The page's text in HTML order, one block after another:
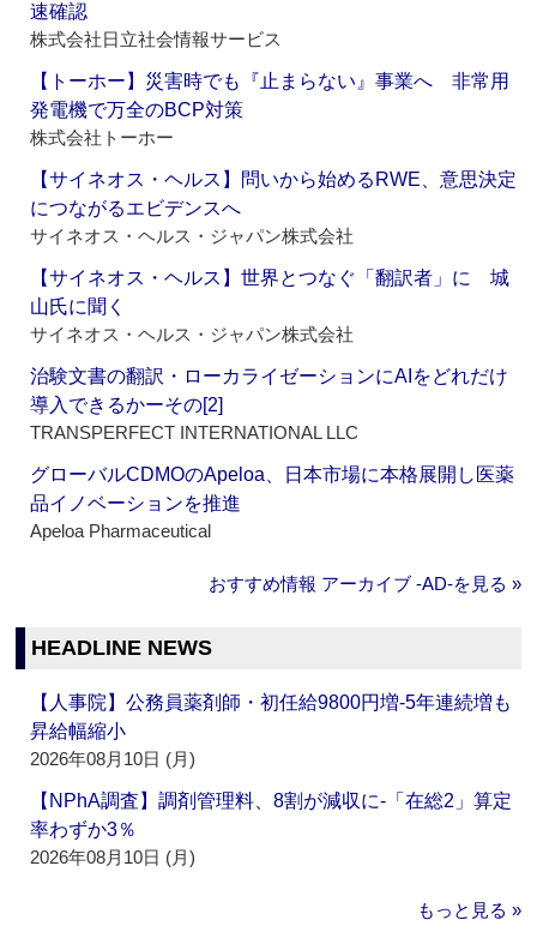
速確認
株式会社日立社会情報サービス
【トーホー】災害時でも『止まらない』事業へ 非常用
発電機で万全のBCP対策
株式会社トーホー
【サイネオス・ヘルス】問いから始めるRWE、意思決定
につながるエビデンスへ
サイネオス・ヘルス・ジャパン株式会社
【サイネオス・ヘルス】世界とつなぐ「翻訳者」に 城
山氏に聞く
サイネオス・ヘルス・ジャパン株式会社
治験文書の翻訳・ローカライゼーションにAIをどれだけ
導入できるかーその[2]
TRANSPERFECT INTERNATIONAL LLC
グローバルCDMOのApeloa、日本市場に本格展開し医薬
品イノベーションを推進
Apeloa Pharmaceutical
おすすめ情報 アーカイブ ‐AD‐を見る »
HEADLINE NEWS
【人事院】公務員薬剤師・初任給9800円増‐5年連続増も
昇給幅縮小
2026年08月10日 (月)
【NPhA調査】調剤管理料、8割が減収に‐「在総2」算定
率わずか3％
2026年08月10日 (月)
もっと見る »